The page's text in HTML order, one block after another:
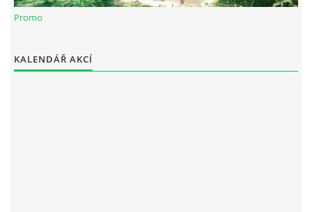
© 2025 eStránky.cz
Promo
KALENDÁŘ AKCÍ